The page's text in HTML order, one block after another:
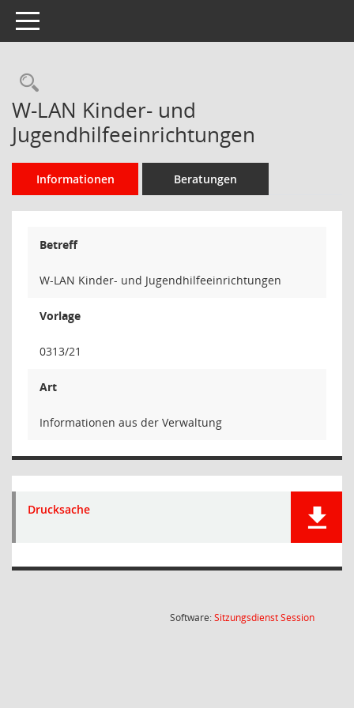
Toggle navigation
Rechercheauswahl
W-LAN Kinder- und
Jugendhilfeeinrichtungen
Informationen Beratungen
Betreff
W-LAN Kinder- und Jugendhilfeeinrichtungen
Vorlage
0313/21
Art
Informationen aus der Verwaltung
Drucksache
Software:SitzungsdienstSession(Wird in